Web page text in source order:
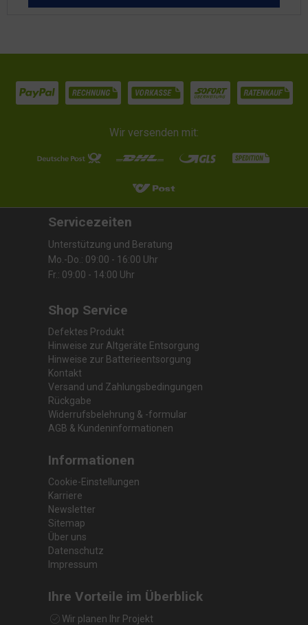
Wir versenden mit:
Servicezeiten
Unterstützung und Beratung
Mo.-Do.: 09:00 - 16:00 Uhr
Fr.: 09:00 - 14:00 Uhr
Shop Service
Defektes Produkt
Hinweise zur Altgeräte Entsorgung
Hinweise zur Batterieentsorgung
Kontakt
Versand und Zahlungsbedingungen
Rückgabe
Widerrufsbelehrung & -formular
AGB & Kundeninformationen
Informationen
Cookie-Einstellungen
Karriere
Newsletter
Sitemap
Über uns
Datenschutz
Impressum
Ihre Vorteile im Überblick
Wir planen Ihr Projekt